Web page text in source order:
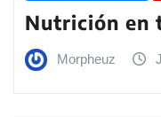
Nutrición en
Morpheuz